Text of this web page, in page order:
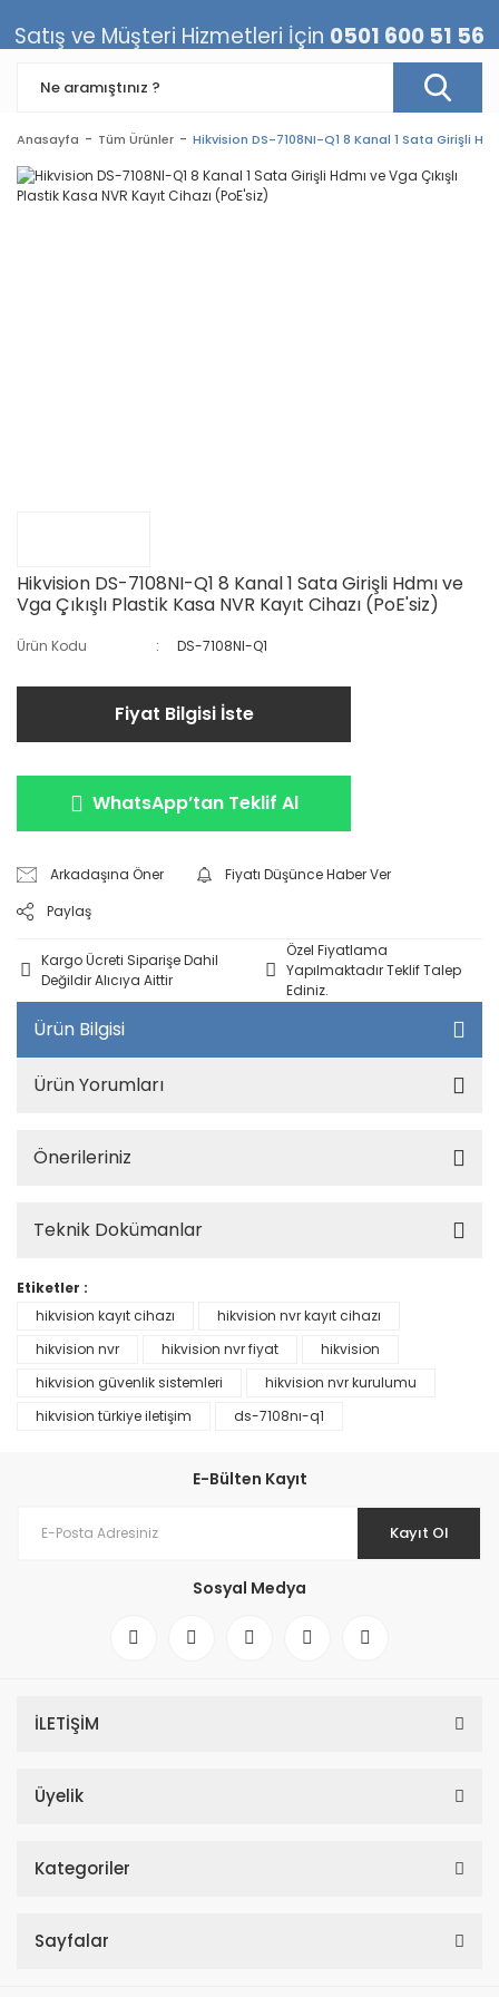
Anasayfa Tüm Ürünler Hikvision DS-7108NI-Q1 8 Kanal 1 Sata Girişli
Hikvision DS-7108NI-Q1 8 Kanal 1 Sata Girişli Hdmı ve
Vga Çıkışlı Plastik Kasa NVR Kayıt Cihazı (PoE'siz)
Ürün Kodu DS-7108NI-Q1
Fiyat Bilgisi İste
WhatsApp’tan Teklif Al
Arkadaşına Öner
Fiyatı Düşünce Haber Ver
Paylaş
Kargo Ücreti Siparişe Dahil
Değildir Alıcıya Aittir
Özel Fiyatlama
Yapılmaktadır Teklif Talep
Ediniz.
Ürün Bilgisi
Ürün Yorumları
Önerileriniz
Teknik Dokümanlar
Etiketler :
hikvision kayıt cihazı
hikvision nvr kayıt cihazı
hikvision nvr
hikvision nvr fiyat
hikvision
hikvision güvenlik sistemleri
hikvision nvr kurulumu
hikvision türkiye iletişim
ds-7108nı-q1
E-Bülten Kayıt
Kayıt Ol
Sosyal Medya
İLETİŞİM
Üyelik
Kategoriler
Sayfalar
Satış ve Müşteri Hizmetleri İçin 0501 600 51 56